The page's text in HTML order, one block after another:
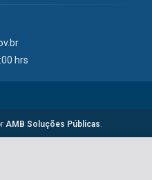
hrs
AMB Soluções Públicas.